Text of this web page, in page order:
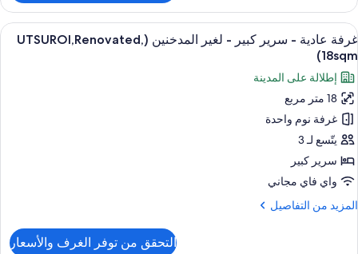
View,
20sqm)
غرفة
ديلوكس
-
سرير
كبير
-
لغير
المدخنين
(UTSUROI,Renovated,No
View,
استعراض
جميع
صور
غرفة
عادية
-
سرير
كبير
-
لغير
المدخنين
أغطية فراش متميزة وخزنة داخل الغرفة
6
غرفة عادية - سرير كبير - لغير المدخنين (UTSUROI,Renovated,
18sqm)
إطلالة على المدينة
18 متر مربع
غرفة نوم واحدة
يتّسع لـ 3
سرير كبير
واي فاي مجاني
المزيد من التفاصيل
المزيد
التحقق من توفر الغرف والأسعار